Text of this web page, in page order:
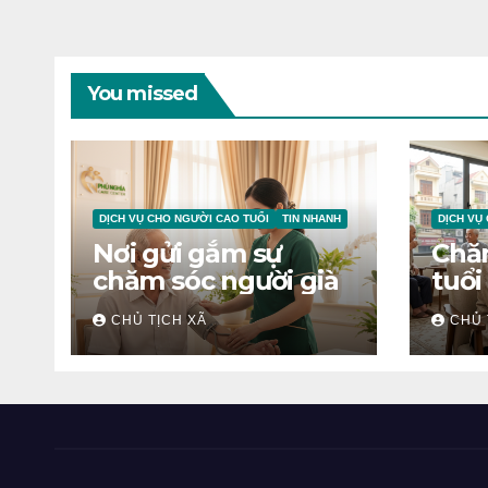
You missed
DỊCH VỤ CHO NGƯỜI CAO TUỔI TIN NHANH
Nơi gửi gắm sự
chăm sóc người già
CHỦ TỊCH XÃ
DỊCH VỤ
tuổi
CHỦ